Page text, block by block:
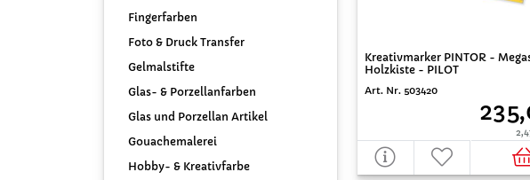
Fingerfarben
Foto & Druck Transfer
Gelmalstifte
Glas- & Porzellanfarben
Glas und Porzellan Artikel
Gouachemalerei
Hobby- & Kreativfarbe
Kreativmarker PINTOR -
Holzkiste - PILOT
Art. Nr. 503420